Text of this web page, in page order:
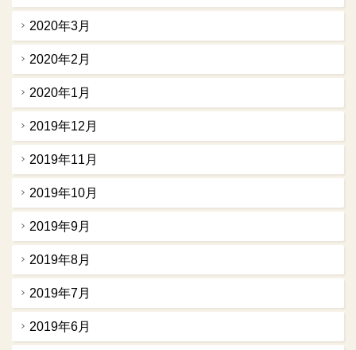
2020年3月
2020年2月
2020年1月
2019年12月
2019年11月
2019年10月
2019年9月
2019年8月
2019年7月
2019年6月